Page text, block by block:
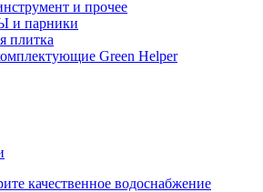
и прочее
парники
плитка
Green Helper
качественное водоснабжение